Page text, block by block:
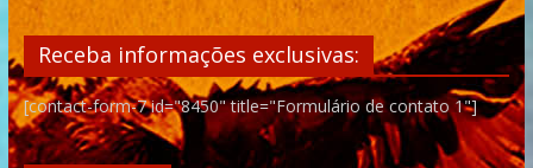
Receba informações exclusivas:
[contact-form-7 id="8450" title="Formulário de contato 1"]